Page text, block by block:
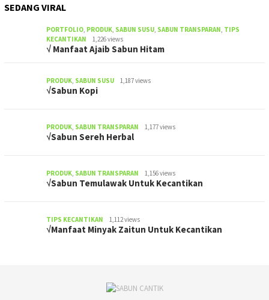
SEDANG VIRAL
PORTFOLIO PRODUK SABUN SUSU SABUN TRANSPARAN TIPS
KECANTIKAN
1,226 views
√ Manfaat Ajaib Sabun Hitam
PRODUK SABUN SUSU 1,187 views
√Sabun Kopi
PRODUK SABUN TRANSPARAN 1,177 views
√Sabun Sereh Herbal
PRODUK SABUN TRANSPARAN 1,156 views
√Sabun Temulawak Untuk Kecantikan
TIPS KECANTIKAN 1,112 views
√Manfaat Minyak Zaitun Untuk Kecantikan